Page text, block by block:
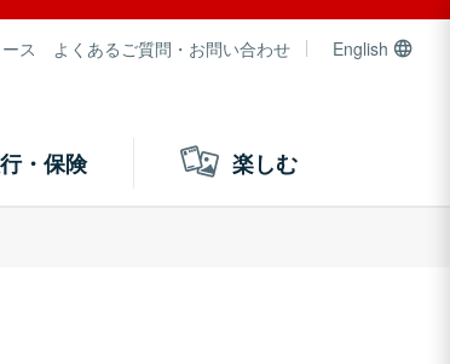
ス よくあるご質問・お問い合わせ English
・保険 楽しむ